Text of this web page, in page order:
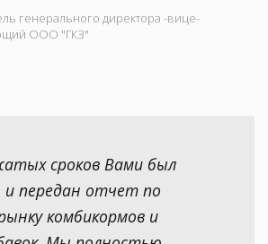
генерального директора -вице-
ООО "ГКЗ"
сроков Вами был
и передан отчет по
комбикормов и